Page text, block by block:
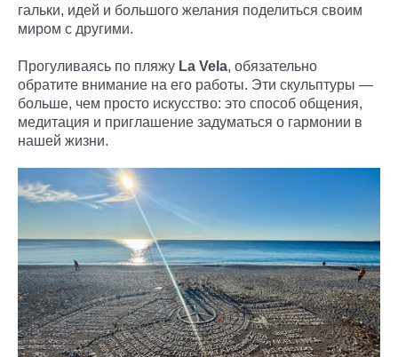
гальки, идей и большого желания поделиться своим
миром с другими.
Прогуливаясь по пляжу La Vela, обязательно
обратите внимание на его работы. Эти скульптуры —
больше, чем просто искусство: это способ общения,
медитация и приглашение задуматься о гармонии в
нашей жизни.